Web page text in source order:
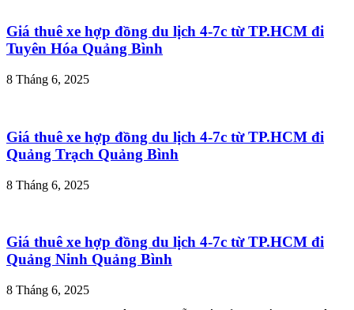
Giá thuê xe hợp đồng du lịch 4-7c từ TP.HCM đi
Tuyên Hóa Quảng Bình
8 Tháng 6, 2025
Giá thuê xe hợp đồng du lịch 4-7c từ TP.HCM đi
Quảng Trạch Quảng Bình
8 Tháng 6, 2025
Giá thuê xe hợp đồng du lịch 4-7c từ TP.HCM đi
Quảng Ninh Quảng Bình
8 Tháng 6, 2025